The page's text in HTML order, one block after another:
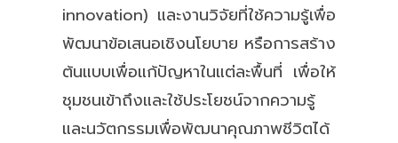
innovation) และงานวิจัยที่ใช้ความรู้เพื่อ
พัฒนาข้อเสนอเชิงนโยบาย หรือการสร้าง
ต้นแบบเพื่อแก้ปัญหาในแต่ละพื้นที่ เพื่อให้
ชุมชนเข้าถึงและใช้ประโยชน์จากความรู้
และนวัตกรรมเพื่อพัฒนาคุณภาพชีวิตได้